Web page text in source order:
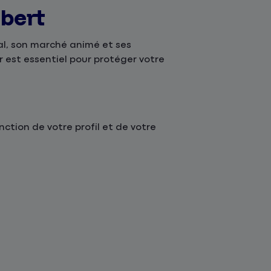
son marché animé et ses
est essentiel pour protéger votre
de votre profil et de votre